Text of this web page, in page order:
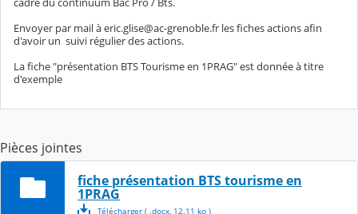
Envoyer par mail à eric.glise@ac-grenoble.fr les fiches actions afin
d'avoir un suivi régulier des actions.
La fiche "présentation BTS Tourisme en 1PRAG" est donnée à titre
d'exemple
Pièces jointes
fiche présentation BTS tourisme en
1PRAG
Télécharger( .docx, 12.11 ko)